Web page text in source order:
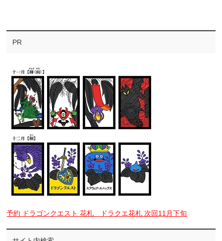
PR
予約 ドラゴンクエスト 花札 ドラクエ花札 次回11月下旬